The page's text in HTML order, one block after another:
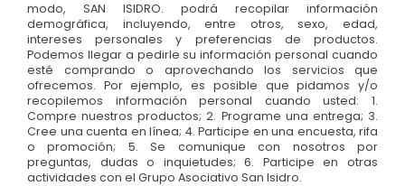
modo, SAN ISIDRO. podrá recopilar información
demográfica, incluyendo, entre otros, sexo, edad,
intereses personales y preferencias de productos.
Podemos llegar a pedirle su información personal cuando
esté comprando o aprovechando los servicios que
ofrecemos. Por ejemplo, es posible que pidamos y/o
recopilemos información personal cuando usted: 1.
Compre nuestros productos; 2. Programe una entrega; 3.
Cree una cuenta en línea; 4. Participe en una encuesta, rifa
o promoción; 5. Se comunique con nosotros por
preguntas, dudas o inquietudes; 6. Participe en otras
actividades con el Grupo Asociativo San Isidro.